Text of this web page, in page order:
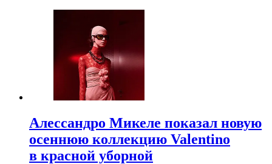
Алессандро Микеле показал новую
осеннюю коллекцию Valentino
в красной уборной